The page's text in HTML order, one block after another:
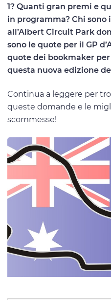
1? Quanti gran premi e
in programma? Chi
all’Albert Circuit Park
sono le quote per il GP
quote dei bookmaker
questa nuova edizione
Continua a leggere per
queste domande e le
scommesse!